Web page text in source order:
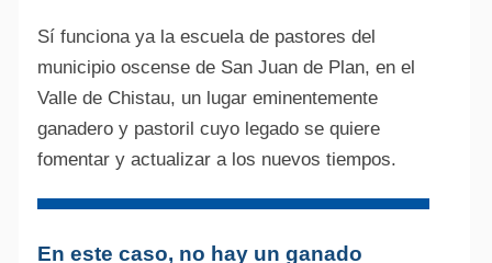
Sí funciona ya la escuela de pastores del
municipio oscense de San Juan de Plan, en el
Valle de Chistau, un lugar eminentemente
ganadero y pastoril cuyo legado se quiere
fomentar y actualizar a los nuevos tiempos.
En este caso, no hay un ganado